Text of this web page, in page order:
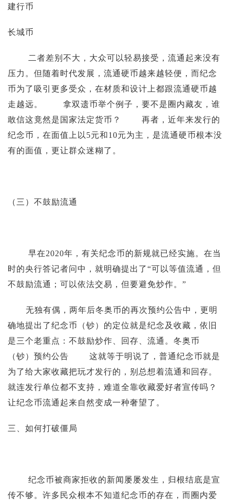
建行币
长城币
二者差别不大，大众可以轻易接受，流通起来没有
压力。但随着时代发展，流通硬币越来越轻便，而纪念
币为了吸引更多受众，在材质和设计上都跟流通硬币越
走越远。 拿双遗币举个例子，要不是圈内藏友，谁
敢信这竟然是国家法定货币？ 再者，近年来发行的
纪念币，在面值上以5元和10元为主，是流通硬币根本没
有的面值，更让群众迷糊了。
（三）不鼓励流通
早在2020年，有关纪念币的新规就已经实施。在当
时的央行答记者问中，就明确提出了“可以等值流通，但
不鼓励流通；可以依法交易，但要避免炒作。”
无独有偶，两年后冬奥币的再次预约公告中，更明
确地提出了纪念币（钞）的定位就是纪念及收藏，依旧
是三个老重点：不鼓励炒作、回存、流通。冬奥币
（钞）预约公告 这就等于明说了，普通纪念币就是
为了给大家收藏把玩才发行的，别总想着流通和回存。
就连发行单位都不支持，难道全靠收藏爱好者宣传吗？
让纪念币流通起来自然变成一种奢望了。
三、如何打破僵局
纪念币被商家拒收的新闻屡屡发生，归根结底是宣
传不够。许多民众根本不知道纪念币的存在，而圈内爱